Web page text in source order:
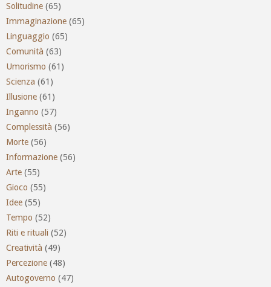
Solitudine (65)
Immaginazione (65)
Linguaggio (65)
Comunità (63)
Umorismo (61)
Scienza (61)
Illusione (61)
Inganno (57)
Complessità (56)
Morte (56)
Informazione (56)
Arte (55)
Gioco (55)
Idee (55)
Tempo (52)
Riti e rituali (52)
Creatività (49)
Percezione (48)
Autogoverno (47)